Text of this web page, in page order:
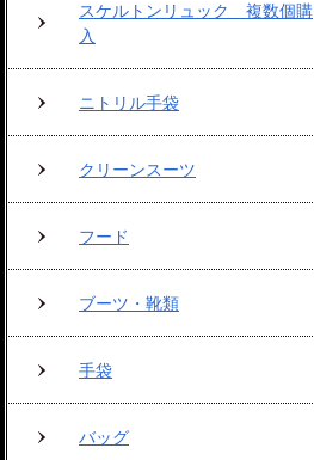
スケルトンリュック 複数個購
入
ニトリル手袋
クリーンスーツ
フード
ブーツ・靴類
手袋
バッグ